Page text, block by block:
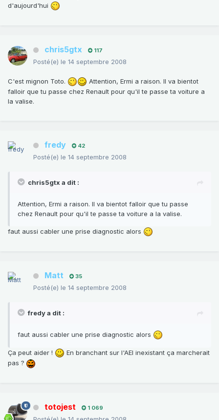
d'aujourd'hui
chris5gtx 117
Posté(e) le 14 septembre 2008
C'est mignon Toto.
Attention, Ermi a raison. Il va bientot
falloir que tu passe chez Renault pour qu'il te passe ta voiture a
la valise.
fredy 42
Posté(e) le 14 septembre 2008
chris5gtx a dit :
Attention, Ermi a raison. Il va bientot falloir que tu passe
chez Renault pour qu'il te passe ta voiture a la valise.
faut aussi cabler une prise diagnostic alors
Matt 35
Posté(e) le 14 septembre 2008
fredy a dit :
faut aussi cabler une prise diagnostic alors
Ça peut aider !
En branchant sur l'AEI inexistant ça marcherait
pas ?
totojest 1 069